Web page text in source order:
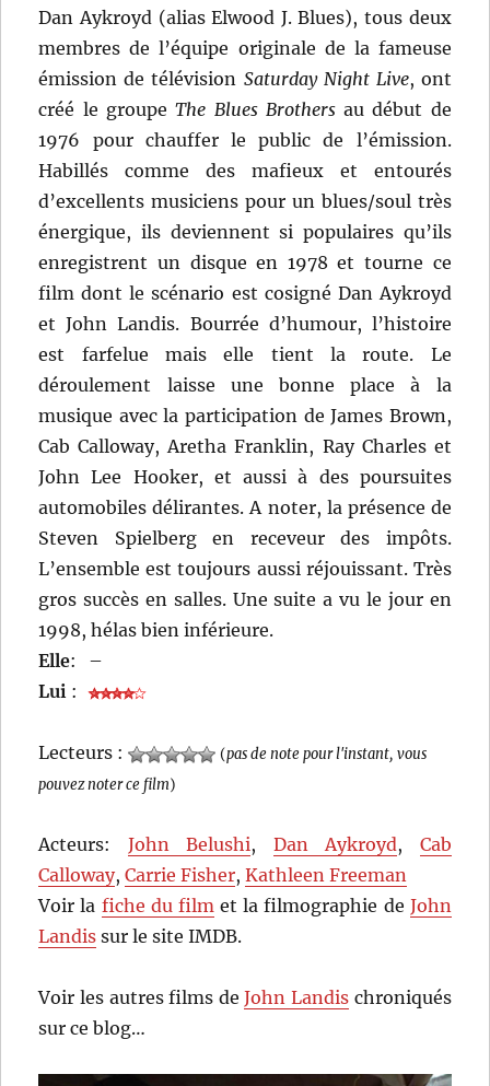
Dan Aykroyd (alias Elwood J. Blues), tous deux
membres de l’équipe originale de la fameuse
émission de télévision Saturday Night Live, ont
créé le groupeThe Blues Brothersau début de
1976 pour chauffer le public de l’émission.
Habillés comme des mafieux et entourés
d’excellents musiciens pour un blues/soul très
énergique, ils deviennent si populaires qu’ils
enregistrent un disque en 1978 et tourne ce
film dont le scénario est cosigné Dan Aykroyd
et John Landis. Bourrée d’humour, l’histoire
est farfelue mais elle tient la route. Le
déroulement laisse une bonne place à la
musique avec la participation de James Brown,
Cab Calloway, Aretha Franklin, Ray Charles et
John Lee Hooker, et aussi à des poursuites
automobiles délirantes. A noter, la présence de
Steven Spielberg en receveur des impôts.
L’ensemble est toujours aussi réjouissant. Très
gros succès en salles. Une suite a vu le jour en
1998, hélas bien inférieure.
Elle:
–
Lui :
Lecteurs : (pas de note pour l'instant, vous
pouvez noter ce film)
Acteurs: John Belushi, Dan Aykroyd, Cab
Calloway,Carrie Fisher,Kathleen Freeman
Voir la fiche du filmet la filmographie de John
Landis sur le site IMDB.
Voir les autres films deJohn Landis chroniqués
sur ce blog…